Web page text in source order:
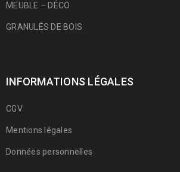
MEUBLE – DÉCO
GRANULÉS DE BOIS
INFORMATIONS LÉGALES
CGV
Mentions légales
Données personnelles